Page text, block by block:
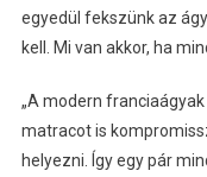
egyedül fekszünk az
kell. Mi van akkor, ha
„A modern
matracot is
helyezni. Így egy pár